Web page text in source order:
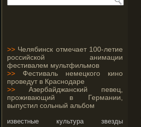
>> Челябинск отмечает 100-летие
российской анимации
фестивалем мультфильмов
>> Фестиваль немецкого кино
проведут в Краснодаре
>> Азербайджанский певец,
проживающий в Германии,
выпустил сольный альбом
известные культура звезды